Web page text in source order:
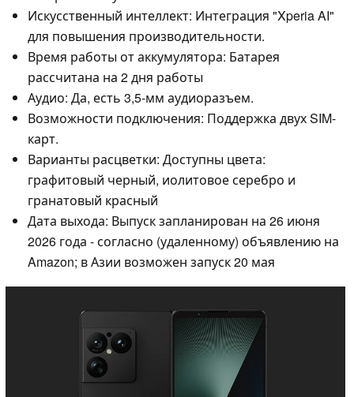
Искусственный интеллект: Интеграция "Xperia AI"
для повышения производительности.
Время работы от аккумулятора: Батарея
рассчитана на 2 дня работы
Аудио: Да, есть 3,5-мм аудиоразъем.
Возможности подключения: Поддержка двух SIM-
карт.
Варианты расцветки: Доступны цвета:
графитовый черный, иолитовое серебро и
гранатовый красный
Дата выхода: Выпуск запланирован на 26 июня
2026 года - согласно (удаленному) объявлению на
Amazon; в Азии возможен запуск 20 мая